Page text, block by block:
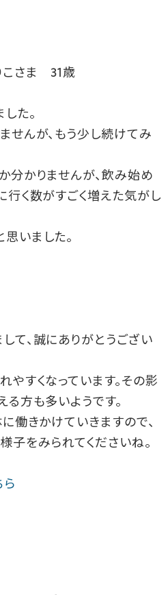
さま 31歳
た。
せんが、もう少し続けてみ
分かりませんが、飲み始め
行く数がすごく増えた気がし
いました。
て、誠にありがとうござい
やすくなっています。その影
る方も多いようです。
働きかけていきますので、
子をみられてくださいね。
ら